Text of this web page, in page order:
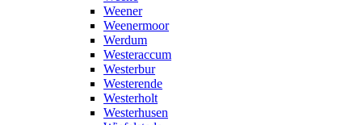
Weener
Weenermoor
Werdum
Westeraccum
Westerbur
Westerende
Westerholt
Westerhusen